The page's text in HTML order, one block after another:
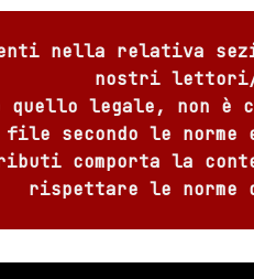
nella relativa
nostri
quello legale, non è
file secondo le norme
comporta la
rispettare le